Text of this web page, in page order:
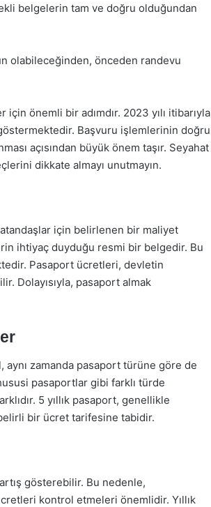
belgelerin tam ve doğru olduğundan
olabileceğinden, önceden randevu
önemli bir adımdır. 2023 yılı itibarıyla
Başvuru işlemlerinin doğru
açısından büyük önem taşır. Seyahat
dikkate almayı unutmayın.
için belirlenen bir maliyet
ihtiyaç duyduğu resmi bir belgedir. Bu
Pasaport ücretleri, devletin
Dolayısıyla, pasaport almak
zamanda pasaport türüne göre de
pasaportlar gibi farklı türde
5 yıllık pasaport, genellikle
bir ücret tarifesine tabidir.
gösterebilir. Bu nedenle,
kontrol etmeleri önemlidir. Yıllık